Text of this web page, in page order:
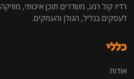
רדיו קול רגע, משדרים תוכן איכותי,
לעסקים בגליל, הגולן והעמקים.
כללי
אודות